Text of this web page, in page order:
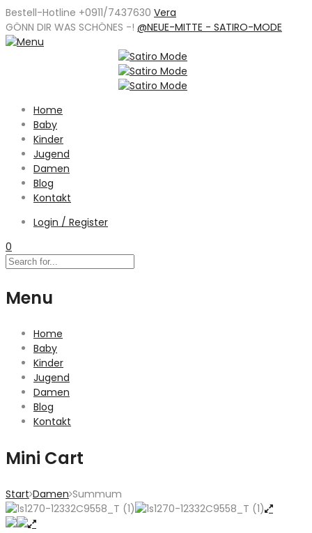
Bestell-Hotline +0911/7437630 Vera
GÖNN DIR WAS SCHÖNES -! @NEUE-MITTE - SATIRO-MODE
Home
Baby
Kinder
Jugend
Damen
Blog
Kontakt
Login / Register
0
Menu
Home
Baby
Kinder
Jugend
Damen
Blog
Kontakt
Mini Cart
Start Damen Summum